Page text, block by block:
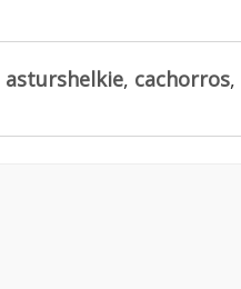
asturshelkie, cachorros,